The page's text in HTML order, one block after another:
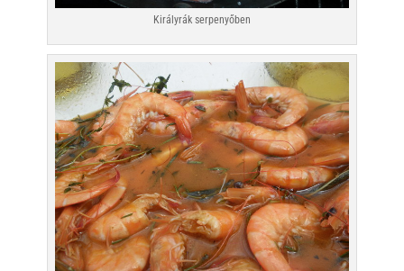
Királyrák serpenyőben